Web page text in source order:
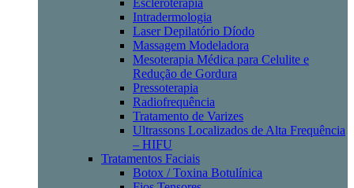
Intradermologia
Laser Depilatório Díodo
Massagem Modeladora
Mesoterapia Médica para Celulite e
Redução de Gordura
Pressoterapia
Radiofrequência
Tratamento de Varizes
Ultrassons Localizados de Alta Frequência
– HIFU
Tratamentos Faciais
Botox / Toxina Botulínica